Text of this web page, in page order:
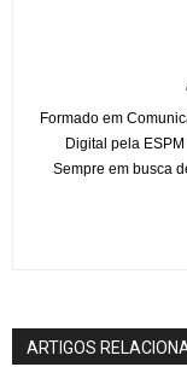
Formado em
Digital pela
Sempre em busca
ARTIGOS